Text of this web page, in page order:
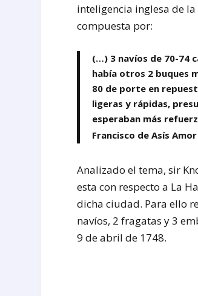
inteligencia inglesa de
compuesta por:
(…) 3 navíos de 70-74
había otros 2 buques
80 de porte en
ligeras y rápidas,
esperaban más
Francisco de Asís Amor
Analizado el tema, sir
esta con respecto a La
dicha ciudad. Para ello
navíos, 2 fragatas y 3
9 de abril de 1748.